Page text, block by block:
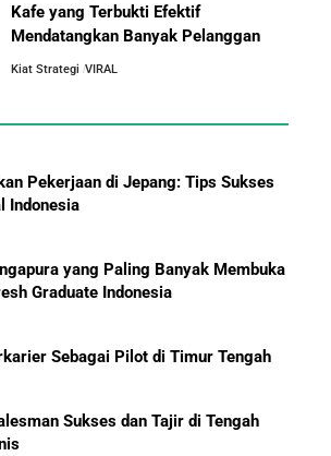
UMKM Agar Bertahan Saat Krisis
Turun
Kaya Justru Menambah Aset Saat
Kafe yang Terbukti Efektif
Mendatangkan Banyak Pelanggan
Kiat Strategi VIRAL
Pekerjaan di Jepang: Tips Sukses
Indonesia
yang Paling Banyak Membuka
Graduate Indonesia
Sebagai Pilot di Timur Tengah
Sukses dan Tajir di Tengah